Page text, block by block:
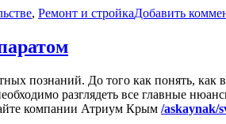
, Ремонт и стройкаДобавить
познаний. До того как понять, как
разглядеть все главные
компании Атриум Крым /askaynak/